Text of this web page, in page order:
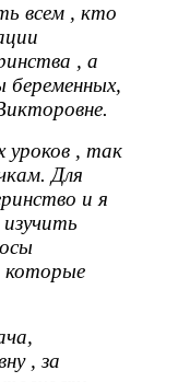
всем , кто
, а
беременных,
уроков , так
Для
и я
которые
, за